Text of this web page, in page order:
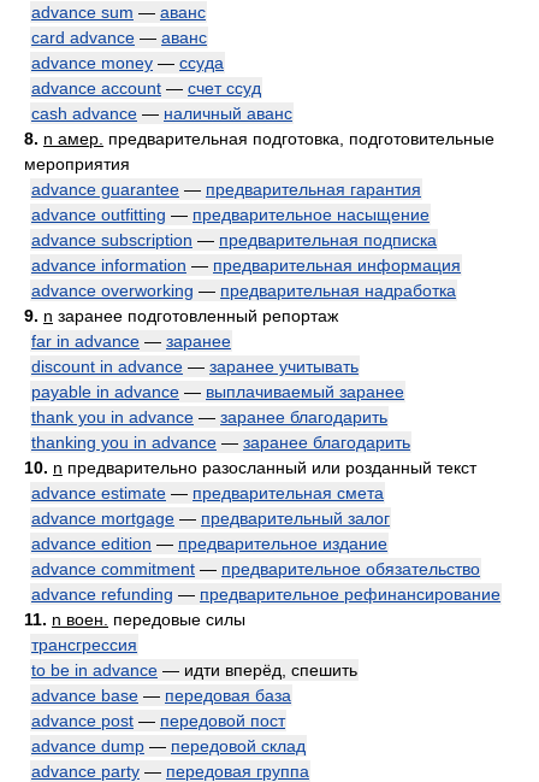
advance sum — аванс
card advance — аванс
advance money — ссуда
advance account — счет ссуд
cash advance — наличный аванс
8. n амер. предварительная подготовка, подготовительные
мероприятия
advance guarantee — предварительная гарантия
advance outfitting — предварительное насыщение
advance subscription — предварительная подписка
advance information — предварительная информация
advance overworking — предварительная надработка
9. n заранее подготовленный репортаж
far in advance — заранее
discount in advance — заранее учитывать
payable in advance — выплачиваемый заранее
thank you in advance — заранее благодарить
thanking you in advance — заранее благодарить
10. n предварительно разосланный или розданный текст
advance estimate — предварительная смета
advance mortgage — предварительный залог
advance edition — предварительное издание
advance commitment — предварительное обязательство
advance refunding — предварительное рефинансирование
11. n воен.
передовые силы
трансгрессия
to be in advance — идти вперёд, спешить
advance base — передовая база
advance post — передовой пост
advance dump — передовой склад
advance party — передовая группа